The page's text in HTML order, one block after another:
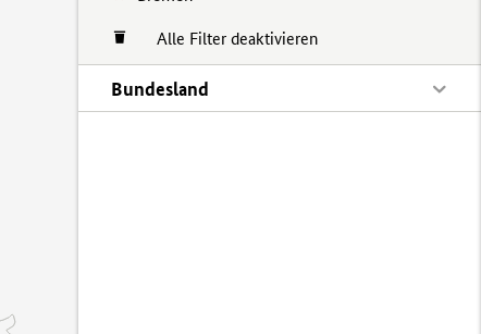
Alle Filter deaktivieren
Bundesland